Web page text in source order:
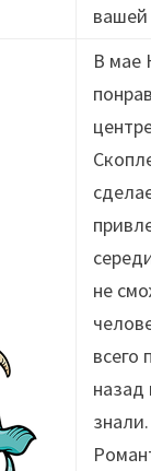
вашей
В мае
не
всего
назад
знали.